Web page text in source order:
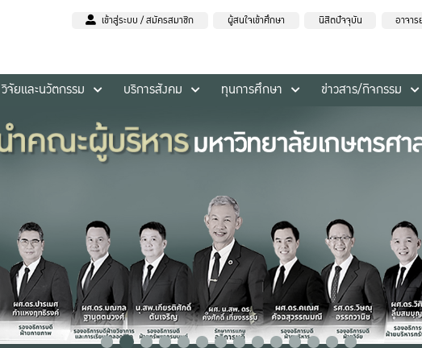
เข้าสู่ระบบ / สมัครสมาชิก ผู้สนใจเข้าศึกษา นิสิตปัจจุบัน อาจาร
วิจัยและนวัตกรรม บริการสังคม ทุนการศึกษา ข่าวสาร/กิจกรรม